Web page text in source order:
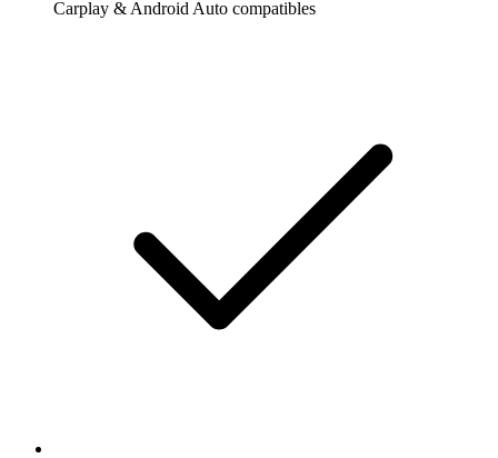
Carplay & Android Auto compatibles